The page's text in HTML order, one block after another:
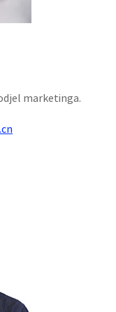
marketinga.